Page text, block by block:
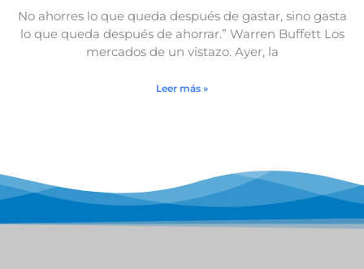
No ahorres lo que queda después de gastar, sino gasta
lo que queda después de ahorrar.” Warren Buffett Los
mercados de un vistazo. Ayer, la
Leer más »